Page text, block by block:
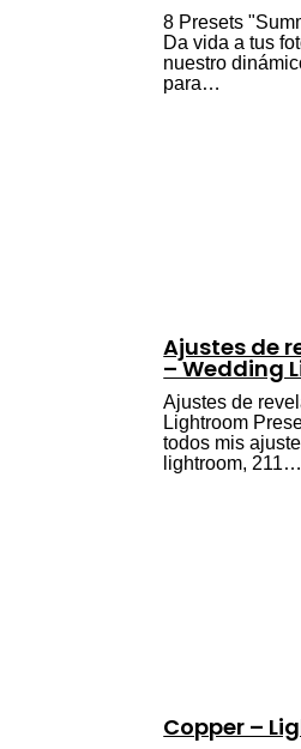
8 Presets
Da vida a tus
nuestro
para…
Ajustes de
– Wedding
Ajustes de
Lightroom
todos mis
lightroom, 211…
Copper –